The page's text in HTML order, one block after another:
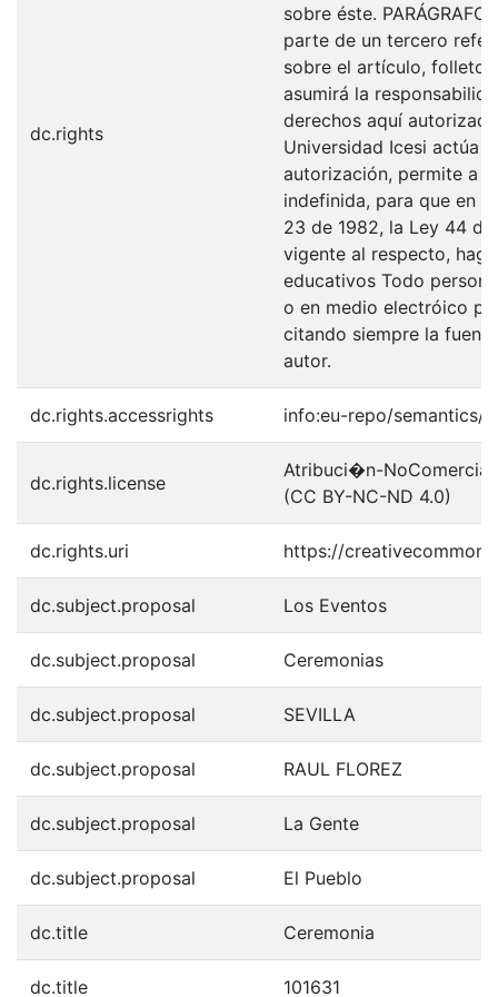
dc.rights
sobre éste.
parte de un tercero
sobre el artículo, folleto
asumirá la
derechos aquí
Universidad Icesi actúa
autorización, permite a
indefinida, para que en
23 de 1982, la Ley 44
vigente al respecto,
educativos Todo
o en medio electróico
citando siempre la
autor.
dc.rights.accessrights info:eu-repo/semantics/
dc.rights.license
Atribuci�n-
(CC BY-NC-ND 4.0)
dc.rights.uri https://
dc.subject.proposal Los Eventos
dc.subject.proposal Ceremonias
dc.subject.proposal SEVILLA
dc.subject.proposal RAUL FLOREZ
dc.subject.proposal La Gente
dc.subject.proposal El Pueblo
dc.title Ceremonia
dc.title 101631